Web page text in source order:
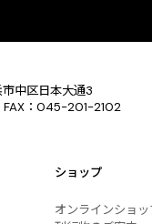
中区日本大通3
：045-201-2102
ショップ
オンラインショッ